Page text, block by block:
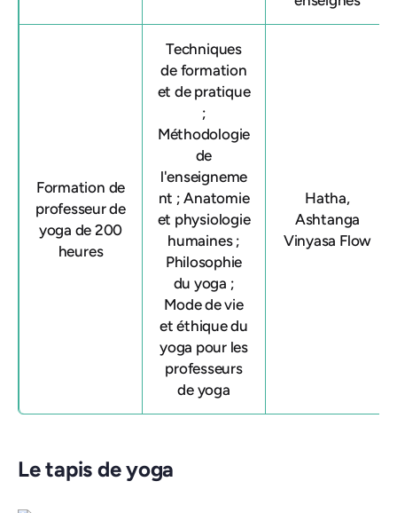
Formation de
professeur de
yoga de 200
heures
Techniques
de formation
et de pratique
;
Méthodologie
de
l'enseigneme
nt ; Anatomie
et physiologie
humaines ;
Philosophie
du yoga ;
Mode de vie
et éthique du
yoga pour les
professeurs
de yoga
Hatha,
Ashtanga
Vinyasa Flow
Le tapis de yoga